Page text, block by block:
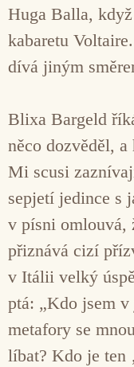
Huga Balla,
kabaretu
dívá jiným
Blixa Bargeld
něco dozvěděl,
Mi scusi
sepjetí jedince s
v písni omlouvá,
přiznává cizí
v Itálii velký
ptá: „Kdo jsem
metafory se
líbat? Kdo je ten